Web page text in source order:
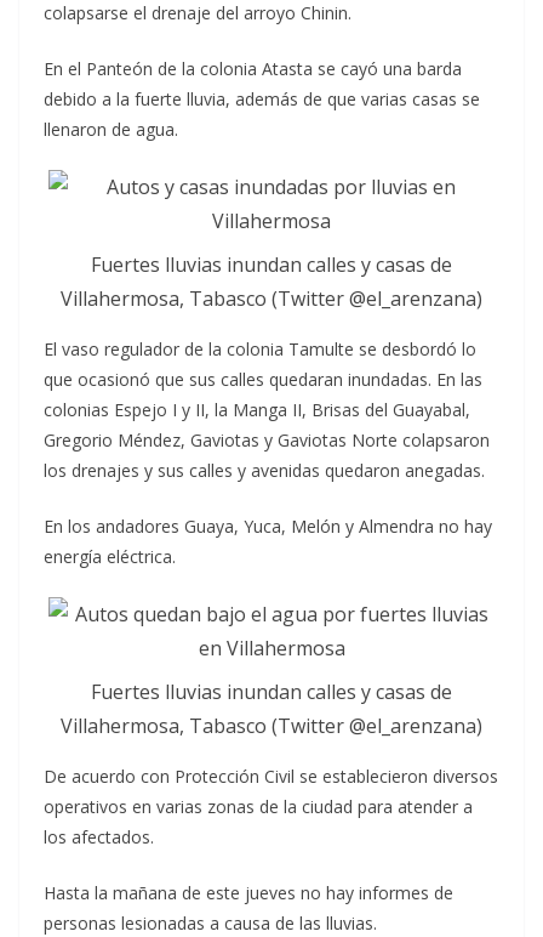
colapsarse el drenaje del arroyo Chinin.
En el Panteón de la colonia Atasta se cayó una barda
debido a la fuerte lluvia, además de que varias casas se
llenaron de agua.
Fuertes lluvias inundan calles y casas de
Villahermosa, Tabasco (Twitter @el_arenzana)
El vaso regulador de la colonia Tamulte se desbordó lo
que ocasionó que sus calles quedaran inundadas. En las
colonias Espejo I y II, la Manga II, Brisas del Guayabal,
Gregorio Méndez, Gaviotas y Gaviotas Norte colapsaron
los drenajes y sus calles y avenidas quedaron anegadas.
En los andadores Guaya, Yuca, Melón y Almendra no hay
energía eléctrica.
Fuertes lluvias inundan calles y casas de
Villahermosa, Tabasco (Twitter @el_arenzana)
De acuerdo con Protección Civil se establecieron diversos
operativos en varias zonas de la ciudad para atender a
los afectados.
Hasta la mañana de este jueves no hay informes de
personas lesionadas a causa de las lluvias.